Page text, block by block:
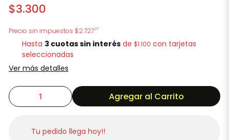
$3.300
Precio sin impuestos $2.72727
Hasta 3 cuotas sin interésde $1.100 con tarjetas
seleccionadas
Ver más detalles
Agregar al Carrito
Tu pedido llega hoy!!